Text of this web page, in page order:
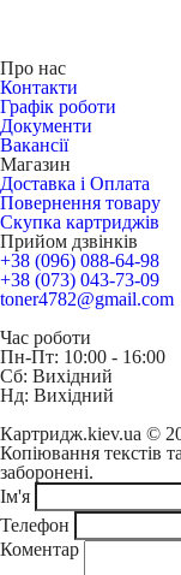
Про нас
Контакти
Графік роботи
Документи
Вакансії
Магазин
Доставка і Оплата
Повернення товару
Скупка картриджів
Прийом дзвінків
+38 (096) 088-64-98
+38 (073) 043-73-09
toner4782@gmail.com
Час роботи
Пн-Пт: 10:00 - 16:00
Сб: Вихідний
Нд: Вихідний
Картридж.kiev.ua ©
Копіювання текстів
заборонені.
Ім'я
Телефон
Коментар